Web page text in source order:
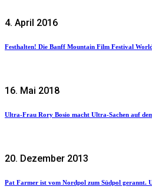
4. April 2016
Festhalten! Die Banff Mountain Film Festival
16. Mai 2018
Ultra-Frau Rory Bosio macht Ultra-Sachen auf
20. Dezember 2013
Pat Farmer ist vom Nordpol zum Südpol gerannt.